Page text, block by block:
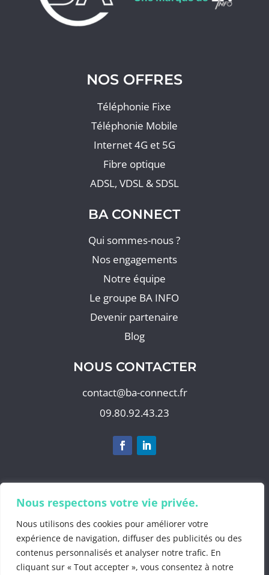
Nous respectons votre vie privée.
Nous utilisons des cookies pour améliorer votre
expérience de navigation, diffuser des publicités ou des
contenus personnalisés et analyser notre trafic. En
cliquant sur « Tout accepter », vous consentez à notre
NOS OFFRES
Téléphonie Fixe
Téléphonie Mobile
Internet 4G et 5G
Fibre optique
ADSL, VDSL & SDSL
BA CONNECT
Qui sommes-nous ?
Nos engagements
Notre équipe
Le groupe BA INFO
Devenir partenaire
Blog
NOUS CONTACTER
contact@ba-connect.fr
09.80.92.43.23
S'abonner à notre newsletter
©2025 by
BA Info